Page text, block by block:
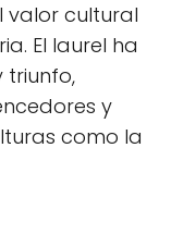
valor cultural
El laurel ha
triunfo,
y
como la